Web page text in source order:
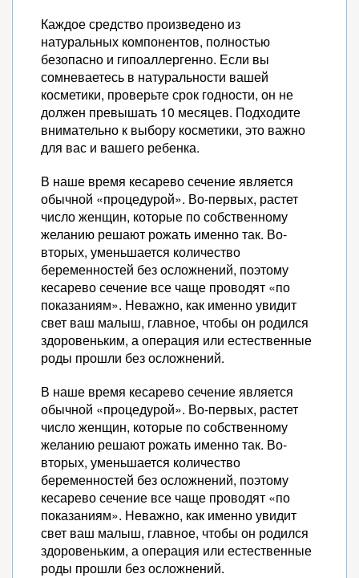
Каждое средство произведено из
натуральных компонентов, полностью
безопасно и гипоаллергенно. Если вы
сомневаетесь в натуральности вашей
косметики, проверьте срок годности, он не
должен превышать 10 месяцев. Подходите
внимательно к выбору косметики, это важно
для вас и вашего ребенка.
В наше время кесарево сечение является
обычной «процедурой». Во-первых, растет
число женщин, которые по собственному
желанию решают рожать именно так. Во-
вторых, уменьшается количество
беременностей без осложнений, поэтому
кесарево сечение все чаще проводят «по
показаниям». Неважно, как именно увидит
свет ваш малыш, главное, чтобы он родился
здоровеньким, а операция или естественные
роды прошли без осложнений.
В наше время кесарево сечение является
обычной «процедурой». Во-первых, растет
число женщин, которые по собственному
желанию решают рожать именно так. Во-
вторых, уменьшается количество
беременностей без осложнений, поэтому
кесарево сечение все чаще проводят «по
показаниям». Неважно, как именно увидит
свет ваш малыш, главное, чтобы он родился
здоровеньким, а операция или естественные
роды прошли без осложнений.